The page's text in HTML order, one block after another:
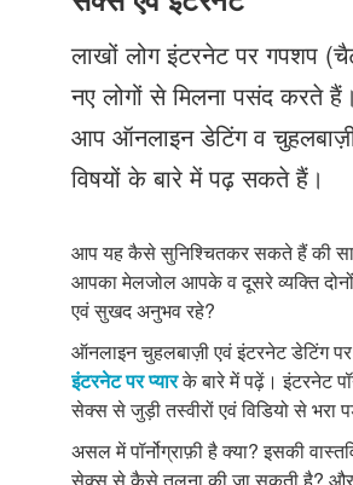
Just Poocho
संपर्क करें
लाखों लोग इंटरनेट पर गपशप
नए लोगों से मिलना पसंद करते
आप ऑनलाइन डेटिंग व
विषयों के बारे में पढ़ सकते हैं।
आप यह कैसे सुनिश्चितकर सकते हैं की
आपका मेलजोल आपके व दूसरे व्यक्ति दोनों
एवं सुखद अनुभव रहे?
ऑनलाइन चुहलबाज़ी एवं इंटरनेट डेटिंग
इंटरनेट पर प्यारके बारे में पढ़ें। इंटरनेट
सेक्स से जुड़ी तस्वीरों एवं विडियो से भरा
असल में पॉर्नोग्राफ़ी है क्या? इसकी
सेक्स से कैसे तुलना की जा सकती है? और